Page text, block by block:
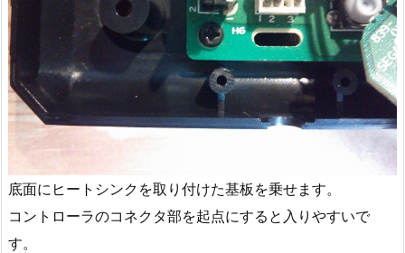
底面にヒートシンクを取り付けた基板を乗せます。
コントローラのコネクタ部を起点にすると入りやすいで
す。